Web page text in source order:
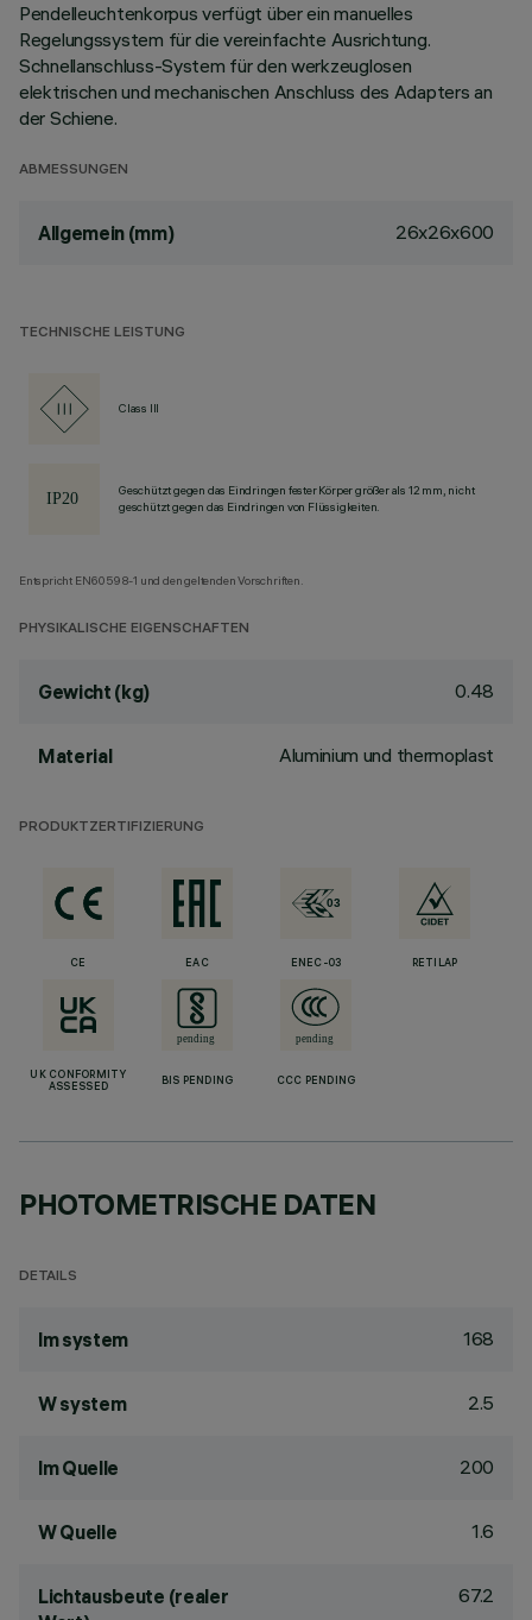
Pendelleuchtenkorpus verfügt über ein manuelles
Regelungssystem für die vereinfachte Ausrichtung.
Schnellanschluss-System für den werkzeuglosen
elektrischen und mechanischen Anschluss des Adapters an
der Schiene.
ABMESSUNGEN
Allgemein (mm) 26x26x600
TECHNISCHE LEISTUNG
Class III
Geschützt gegen das Eindringen fester Körper größer als 12 mm, nicht
geschützt gegen das Eindringen von Flüssigkeiten.
Entspricht EN60598-1 und den geltenden Vorschriften.
PHYSIKALISCHE EIGENSCHAFTEN
Gewicht (kg) 0.48
Material Aluminium und thermoplast
PRODUKTZERTIFIZIERUNG
CE EAC ENEC-03 RETILAP
UK CONFORMITY
ASSESSED
BIS PENDING CCC PENDING
PHOTOMETRISCHE DATEN
DETAILS
lm system 168
W system 2.5
lm Quelle 200
W Quelle 1.6
Lichtausbeute (realer
67.2